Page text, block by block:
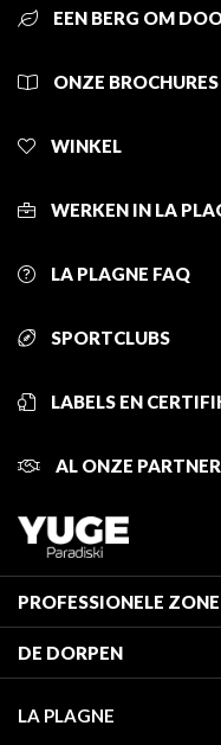
EEN BERG OM
ONZE
WINKEL
WERKEN IN LA
LA PLAGNE FAQ
SPORTCLUBS
LABELS EN
AL ONZE
PROFESSIONELE ZONE
Classificatie van de
Verblijfstaks
DE DORPEN
Montchavin - Les Coches
LA PLAGNE